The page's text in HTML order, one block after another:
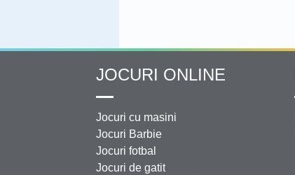
JOCURI ONLINE
Jocuri cu masini
Jocuri Barbie
Jocuri fotbal
Jocuri de gatit